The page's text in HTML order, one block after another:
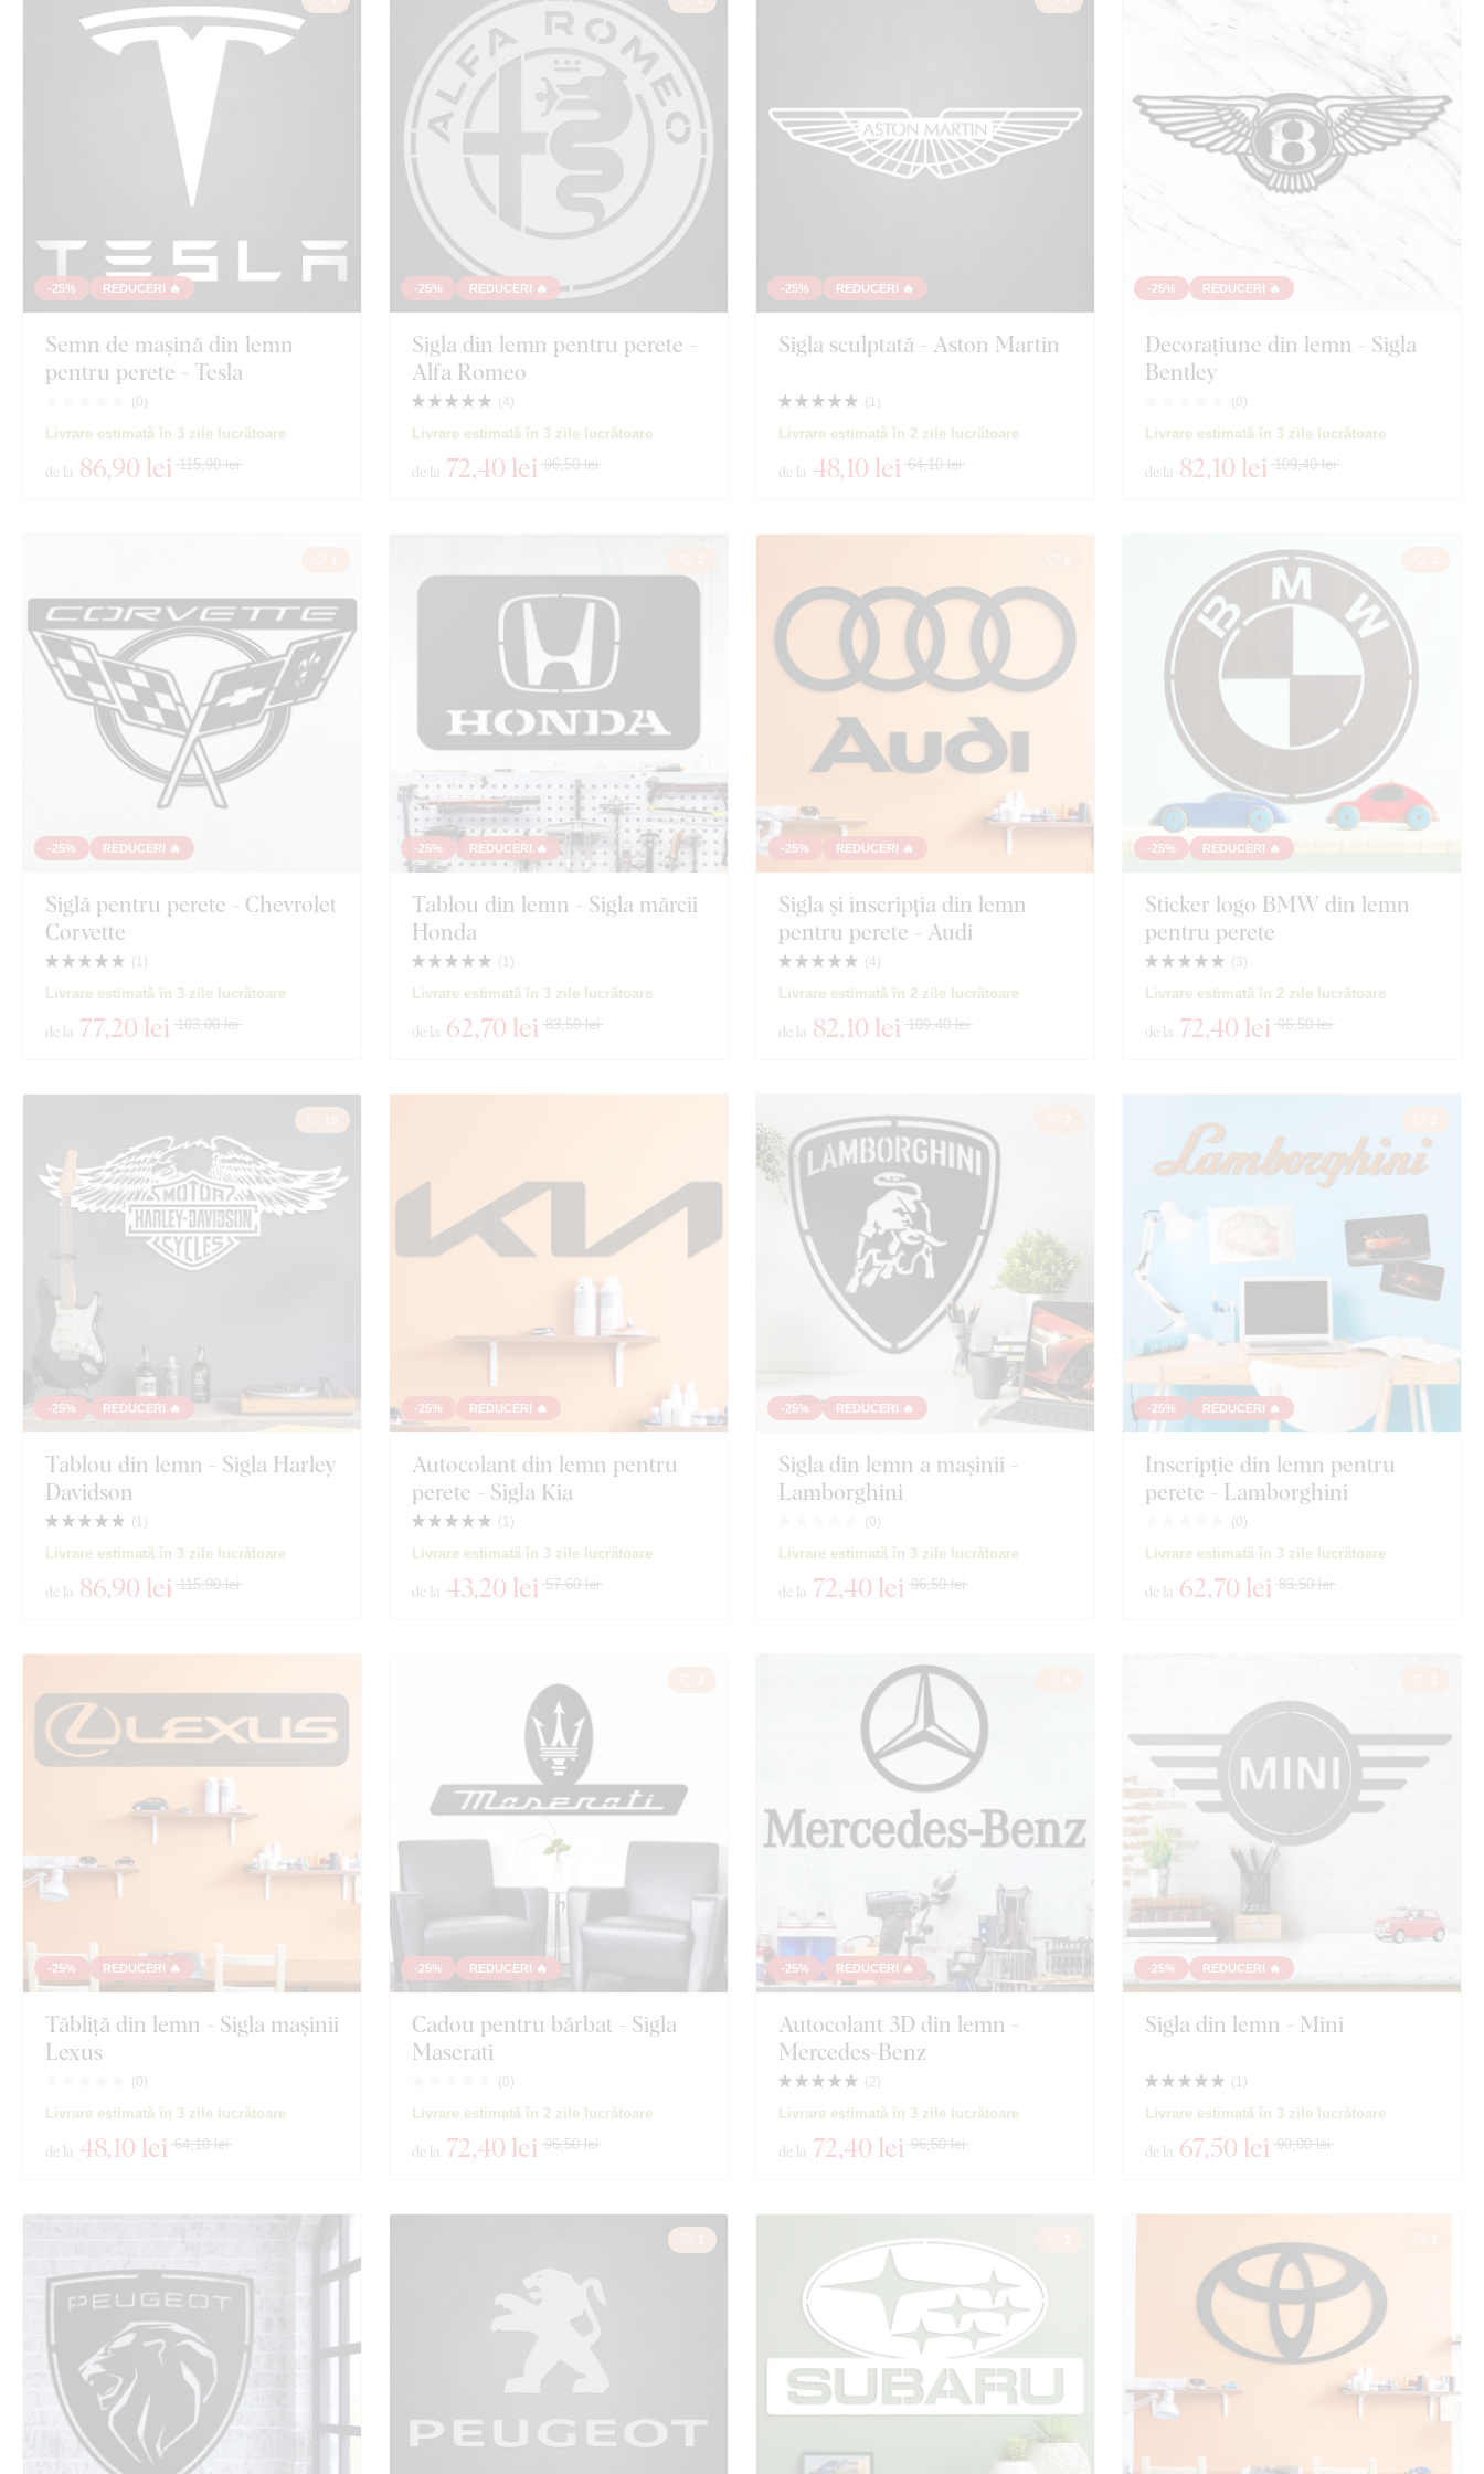
-25% REDUCERI 🔥
Semn de mașină din lemn
pentru perete - Tesla
( 0)
Livrare estimată în 3 zile lucrătoare
de la 86,90 lei 115,90 lei
-25% REDUCERI 🔥
Sigla din lemn pentru perete -
Alfa Romeo
(4 )
Livrare estimată în 3 zile lucrătoare
de la 72,40 lei 96,50 lei
-25% REDUCERI 🔥
Sigla sculptată - Aston Martin
(1)
Livrare estimată în 2 zile lucrătoare
de la 48,10 lei 64,10 lei
-25% REDUCERI 🔥
Decorațiune din lemn - Sigla
Bentley
( 0)
Livrare estimată în 3 zile lucrătoare
de la 82,10 lei 109,40 lei
-25% REDUCERI 🔥
Siglă pentru perete - Chevrolet
Corvette
(1)
Livrare estimată în 3 zile lucrătoare
de la 77,20 lei 103,00 lei
-25% REDUCERI 🔥
Tablou din lemn - Sigla mărcii
Honda
(1)
Livrare estimată în 3 zile lucrătoare
de la 62,70 lei 83,50 lei
-25% REDUCERI 🔥
Sigla și inscripția din lemn
pentru perete - Audi
(4 )
Livrare estimată în 2 zile lucrătoare
de la 82,10 lei 109,40 lei
-25% REDUCERI 🔥
Sticker logo BMW din lemn
pentru perete
(3)
Livrare estimată în 2 zile lucrătoare
de la 72,40 lei 96,50 lei
-25% REDUCERI 🔥
Tablou din lemn - Sigla Harley
Davidson
(1)
Livrare estimată în 3 zile lucrătoare
de la 86,90 lei 115,90 lei
-25% REDUCERI 🔥
Autocolant din lemn pentru
perete - Sigla Kia
(1)
Livrare estimată în 3 zile lucrătoare
de la 43,20 lei 57,60 lei
-25% REDUCERI 🔥
Sigla din lemn a mașinii -
Lamborghini
( 0)
Livrare estimată în 3 zile lucrătoare
de la 72,40 lei 96,50 lei
-25% REDUCERI 🔥
Inscripție din lemn pentru
perete - Lamborghini
( 0)
Livrare estimată în 3 zile lucrătoare
de la 62,70 lei 83,50 lei
-25% REDUCERI 🔥
Tăbliță din lemn - Sigla mașinii
Lexus
( 0)
Livrare estimată în 3 zile lucrătoare
de la 48,10 lei 64,10 lei
-25% REDUCERI 🔥
Cadou pentru bărbat - Sigla
Maserati
( 0)
Livrare estimată în 2 zile lucrătoare
de la 72,40 lei 96,50 lei
-25% REDUCERI 🔥
Autocolant 3D din lemn -
Mercedes-Benz
(2)
Livrare estimată în 3 zile lucrătoare
de la 72,40 lei 96,50 lei
-25% REDUCERI 🔥
Sigla din lemn - Mini
(1)
Livrare estimată în 3 zile lucrătoare
de la 67,50 lei 90,00 lei